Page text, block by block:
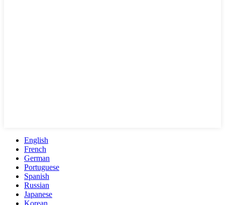
English
French
German
Portuguese
Spanish
Russian
Japanese